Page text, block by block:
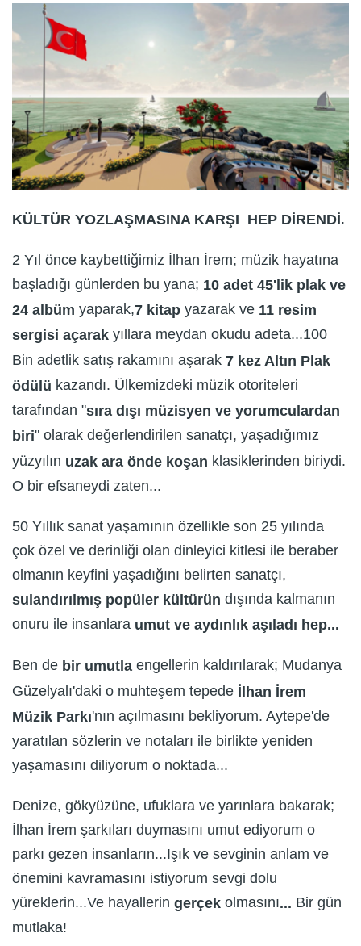
KÜLTÜR YOZLAŞMASINA KARŞI HEP DİRENDİ.
2 Yıl önce kaybettiğimiz İlhan İrem; müzik hayatına
başladığı günlerden bu yana; 10 adet 45'lik plak ve
24 albüm yaparak,7 kitap yazarak ve 11 resim
sergisi açarak yıllara meydan okudu adeta...100
Bin adetlik satış rakamını aşarak 7 kez Altın Plak
ödülü kazandı. Ülkemizdeki müzik otoriteleri
tarafından "sıra dışı müzisyen ve yorumculardan
biri" olarak değerlendirilen sanatçı, yaşadığımız
yüzyılın uzak ara önde koşan klasiklerinden biriydi.
O bir efsaneydi zaten...
50 Yıllık sanat yaşamının özellikle son 25 yılında
çok özel ve derinliği olan dinleyici kitlesi ile beraber
olmanın keyfini yaşadığını belirten sanatçı,
sulandırılmış popüler kültürün dışında kalmanın
onuru ile insanlara umut ve aydınlık aşıladı hep...
Ben de bir umutla engellerin kaldırılarak; Mudanya
Güzelyalı'daki o muhteşem tepede İlhan İrem
Müzik Parkı'nın açılmasını bekliyorum. Aytepe'de
yaratılan sözlerin ve notaları ile birlikte yeniden
yaşamasını diliyorum o noktada...
Denize, gökyüzüne, ufuklara ve yarınlara bakarak;
İlhan İrem şarkıları duymasını umut ediyorum o
parkı gezen insanların...Işık ve sevginin anlam ve
önemini kavramasını istiyorum sevgi dolu
yüreklerin...Ve hayallerin gerçek olmasını... Bir gün
mutlaka!